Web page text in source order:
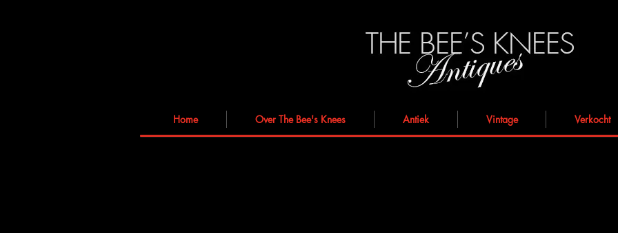
Home Over The Bee's Knees Antiek Vintage Verkocht